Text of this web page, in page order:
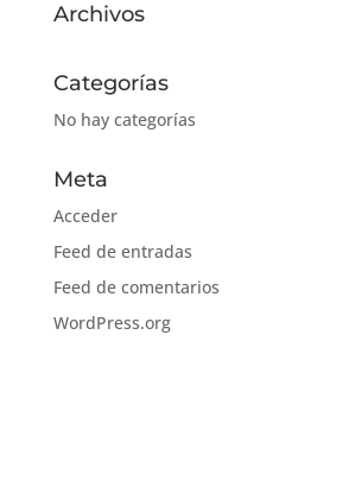
Archivos
Categorías
No hay categorías
Meta
Acceder
Feed de entradas
Feed de comentarios
WordPress.org